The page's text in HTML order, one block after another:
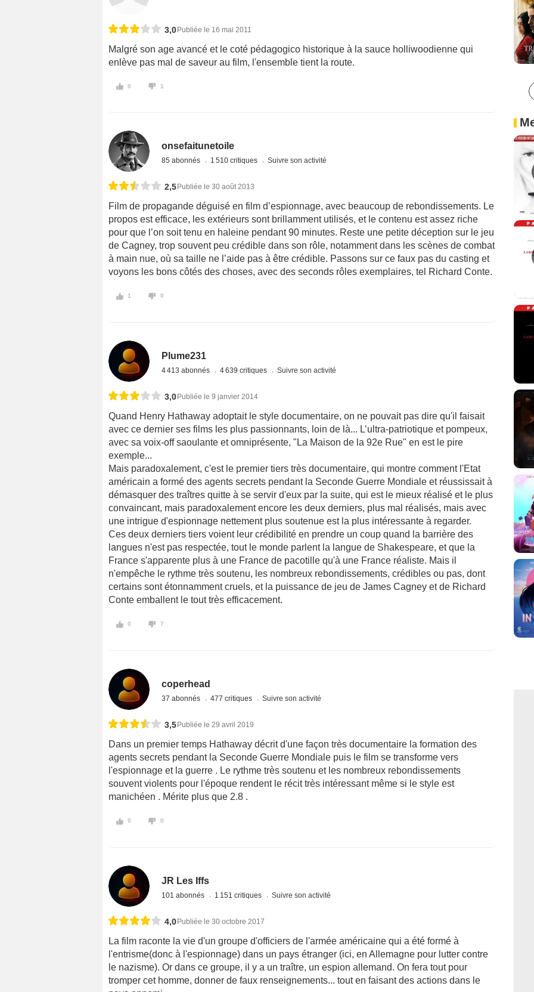
3,0Publiée le 16 mai 2011
Malgré son age avancé et le coté pédagogico historique à la sauce holliwoodienne qui
enlève pas mal de saveur au film, l'ensemble tient la route.
0 1
onsefaitunetoile
85 abonnés 1 510 critiques Suivre son activité
2,5 Publiée le 30 août 2013
Film de propagande déguisé en film d’espionnage, avec beaucoup de rebondissements. Le
propos est efficace, les extérieurs sont brillamment utilisés, et le contenu est assez riche
pour que l’on soit tenu en haleine pendant 90 minutes. Reste une petite déception sur le jeu
de Cagney, trop souvent peu crédible dans son rôle, notamment dans les scènes de combat
à main nue, où sa taille ne l’aide pas à être crédible. Passons sur ce faux pas du casting et
voyons les bons côtés des choses, avec des seconds rôles exemplaires, tel Richard Conte.
1 0
Plume231
4 413 abonnés 4 639 critiques Suivre son activité
3,0 Publiée le 9 janvier 2014
Quand Henry Hathaway adoptait le style documentaire, on ne pouvait pas dire qu'il faisait
avec ce dernier ses films les plus passionnants, loin de là... L’ultra-patriotique et pompeux,
avec sa voix-off saoulante et omniprésente, "La Maison de la 92e Rue" en est le pire
exemple...
Mais paradoxalement, c'est le premier tiers très documentaire, qui montre comment l'Etat
américain a formé des agents secrets pendant la Seconde Guerre Mondiale et réussissait à
démasquer des traîtres quitte à se servir d'eux par la suite, qui est le mieux réalisé et le plus
convaincant, mais paradoxalement encore les deux derniers, plus mal réalisés, mais avec
une intrigue d'espionnage nettement plus soutenue est la plus intéressante à regarder.
Ces deux derniers tiers voient leur crédibilité en prendre un coup quand la barrière des
langues n'est pas respectée, tout le monde parlent la langue de Shakespeare, et que la
France s'apparente plus à une France de pacotille qu'à une France réaliste. Mais il
n'empêche le rythme très soutenu, les nombreux rebondissements, crédibles ou pas, dont
certains sont étonnamment cruels, et la puissance de jeu de James Cagney et de Richard
Conte emballent le tout très efficacement.
0 7
coperhead
37 abonnés 477 critiques Suivre son activité
3,5 Publiée le 29 avril 2019
Dans un premier temps Hathaway décrit d'une façon très documentaire la formation des
agents secrets pendant la Seconde Guerre Mondiale puis le film se transforme vers
l'espionnage et la guerre . Le rythme très soutenu et les nombreux rebondissements
souvent violents pour l'époque rendent le récit très intéressant même si le style est
manichéen . Mérite plus que 2.8 .
0 0
JR Les Iffs
101 abonnés 1 151 critiques Suivre son activité
4,0 Publiée le 30 octobre 2017
La film raconte la vie d'un groupe d'officiers de l'armée américaine qui a été formé à
l'entrisme(donc à l'espionnage) dans un pays étranger (ici, en Allemagne pour lutter contre
le nazisme). Or dans ce groupe, il y a un traître, un espion allemand. On fera tout pour
tromper cet homme, donner de faux renseignements... tout en faisant des actions dans le